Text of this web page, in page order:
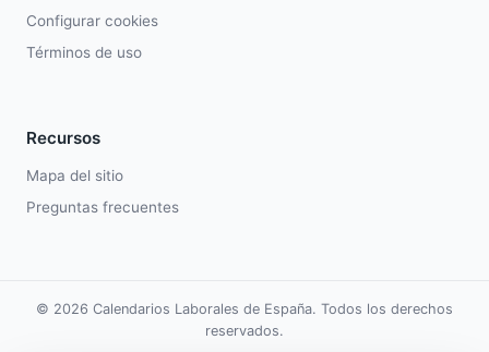
Configurar cookies
Términos de uso
Recursos
Mapa del sitio
Preguntas frecuentes
© 2026 Calendarios Laborales de España. Todos los derechos
reservados.